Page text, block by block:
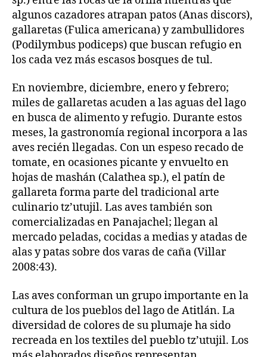
algunos cazadores atrapan patos (Anas discors),
gallaretas (Fulica americana) y zambullidores
(Podilymbus podiceps) que buscan refugio en
los cada vez más escasos bosques de tul.
En noviembre, diciembre, enero y febrero;
miles de gallaretas acuden a las aguas del lago
en busca de alimento y refugio. Durante estos
meses, la gastronomía regional incorpora a las
aves recién llegadas. Con un espeso recado de
tomate, en ocasiones picante y envuelto en
hojas de mashán (Calathea sp.), el patín de
gallareta forma parte del tradicional arte
culinario tz’utujil. Las aves también son
comercializadas en Panajachel; llegan al
mercado peladas, cocidas a medias y atadas de
alas y patas sobre dos varas de caña (Villar
2008:43).
Las aves conforman un grupo importante en la
cultura de los pueblos del lago de Atitlán. La
diversidad de colores de su plumaje ha sido
recreada en los textiles del pueblo tz’utujil. Los